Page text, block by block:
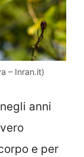
– Inran.it)
anni
e per